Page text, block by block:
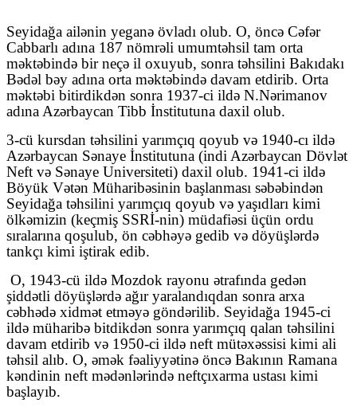
Seyidağa ailənin yeganə övladı olub. O, öncə Cəfər
Cabbarlı adına 187 nömrəli umumtəhsil tam orta
məktəbində bir neçə il oxuyub, sonra təhsilini Bakıdakı
Bədəl bəy adına orta məktəbində davam etdirib. Orta
məktəbi bitirdikdən sonra 1937-ci ildə N.Nərimanov
adına Azərbaycan Tibb İnstitutuna daxil olub.
3-cü kursdan təhsilini yarımçıq qoyub və 1940-cı ildə
Azərbaycan Sənaye İnstitutuna (indi Azərbaycan Dövlət
Neft və Sənaye Universiteti) daxil olub. 1941-ci ildə
Böyük Vətən Müharibəsinin başlanması səbəbindən
Seyidağa təhsilini yarımçıq qoyub və yaşıdları kimi
ölkəmizin (keçmiş SSRİ-nin) müdafiəsi üçün ordu
sıralarına qoşulub, ön cəbhəyə gedib və döyüşlərdə
tankçı kimi iştirak edib.
O, 1943-cü ildə Mozdok rayonu ətrafında gedən
şiddətli döyüşlərdə ağır yaralandıqdan sonra arxa
cəbhədə xidmət etməyə göndərilib. Seyidağa 1945-ci
ildə müharibə bitdikdən sonra yarımçıq qalan təhsilini
davam etdirib və 1950-ci ildə neft mütəxəssisi kimi ali
təhsil alıb. O, əmək fəaliyyətinə öncə Bakının Ramana
kəndinin neft mədənlərində neftçıxarma ustası kimi
başlayıb.